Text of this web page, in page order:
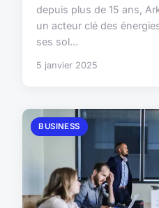
depuis plus de 15 ans,
un acteur clé des
ses sol...
5 janvier 2025
BUSINESS